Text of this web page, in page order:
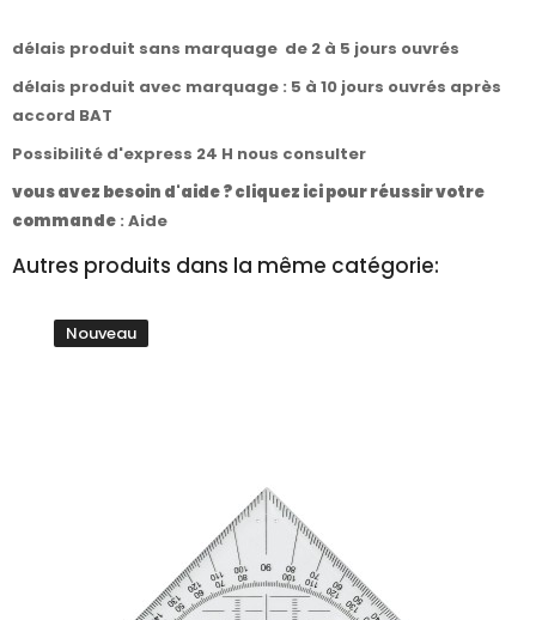
délais produit sans marquage de 2 à 5 jours ouvrés
délais produit avec marquage : 5 à 10 jours ouvrés après
accord BAT
Possibilité d'express 24 H nous consulter
vous avez besoin d'aide ? cliquez ici pour réussir votre
commande : Aide
Autres produits dans la même catégorie:
Nouveau